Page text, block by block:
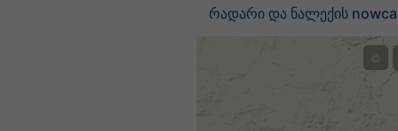
რადარი და ნალექის
©